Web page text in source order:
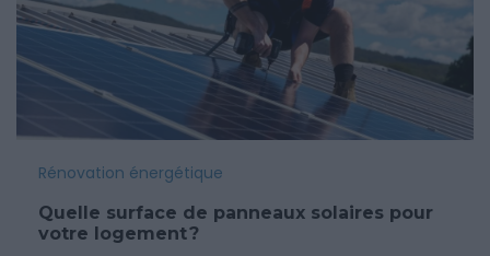
Rénovation énergétique
Quelle surface de panneaux solaires pour
votre logement ?